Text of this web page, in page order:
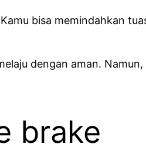
bisa memindahkan
dengan aman.
brake